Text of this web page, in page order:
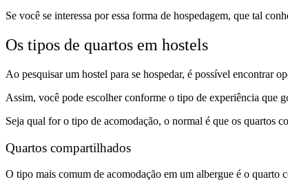
Se você se interessa por essa forma de hospedagem, que tal
Os tipos de quartos em hostels
Ao pesquisar um hostel para se hospedar, é possível encontrar
Assim, você pode escolher conforme o tipo de experiência que
Seja qual for o tipo de acomodação, o normal é que os quartos
Quartos compartilhados
O tipo mais comum de acomodação em um albergue é o quarto